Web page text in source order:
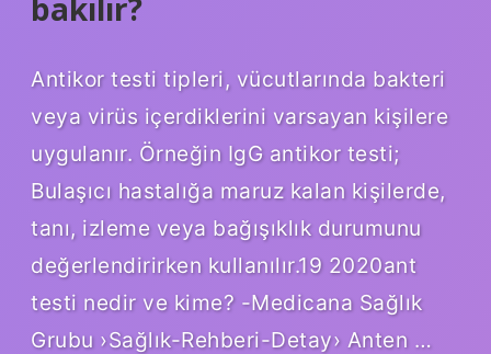
bakılır?
Antikor testi tipleri, vücutlarında bakteri
veya virüs içerdiklerini varsayan kişilere
uygulanır. Örneğin IgG antikor testi;
Bulaşıcı hastalığa maruz kalan kişilerde,
tanı, izleme veya bağışıklık durumunu
değerlendirirken kullanılır.19 2020ant
testi nedir ve kime? -Medicana Sağlık
Grubu ›Sağlık-Rehberi-Detay› Anten …